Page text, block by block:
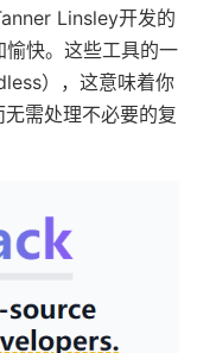
Linsley开发的
快。这些工具的一
），这意味着你
需处理不必要的复